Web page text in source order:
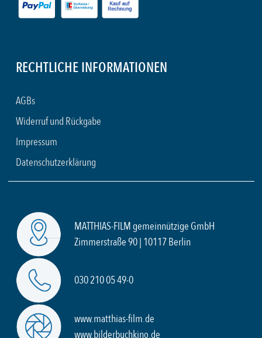
RECHTLICHE INFORMATIONEN
AGBs
Widerruf und Rückgabe
Impressum
Datenschutzerklärung
MATTHIAS-FILM gemeinnützige GmbH
Zimmerstraße 90 | 10117 Berlin
030 210 05 49-0
www.matthias-film.de
www.bilderbuchkino.de